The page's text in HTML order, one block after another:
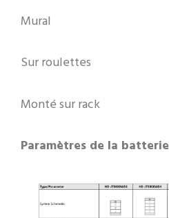
Mural
Sur roulettes
Monté sur rack
Paramètres de la batterie